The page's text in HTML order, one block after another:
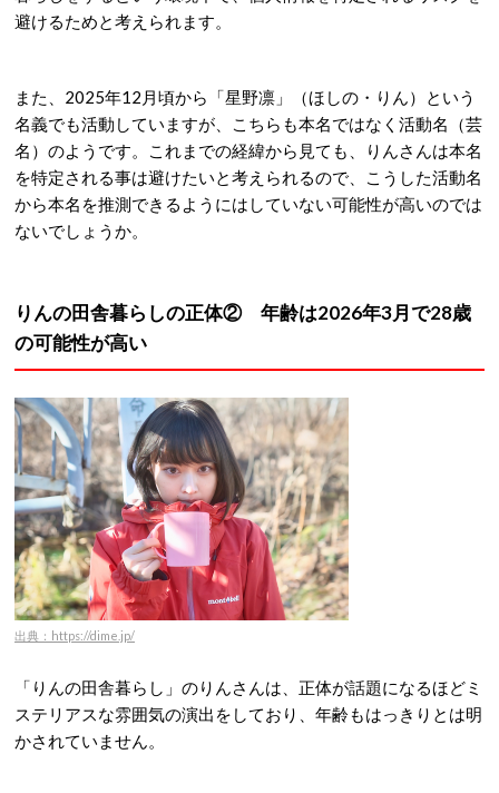
避けるためと考えられます。
また、2025年12月頃から「星野凛」（ほしの・りん）という
名義でも活動していますが、こちらも本名ではなく活動名（芸
名）のようです。これまでの経緯から見ても、りんさんは本名
を特定される事は避けたいと考えられるので、こうした活動名
から本名を推測できるようにはしていない可能性が高いのでは
ないでしょうか。
りんの田舎暮らしの正体② 年齢は2026年3月で28歳
の可能性が高い
出典：https://dime.jp/
「りんの田舎暮らし」のりんさんは、正体が話題になるほどミ
ステリアスな雰囲気の演出をしており、年齢もはっきりとは明
かされていません。